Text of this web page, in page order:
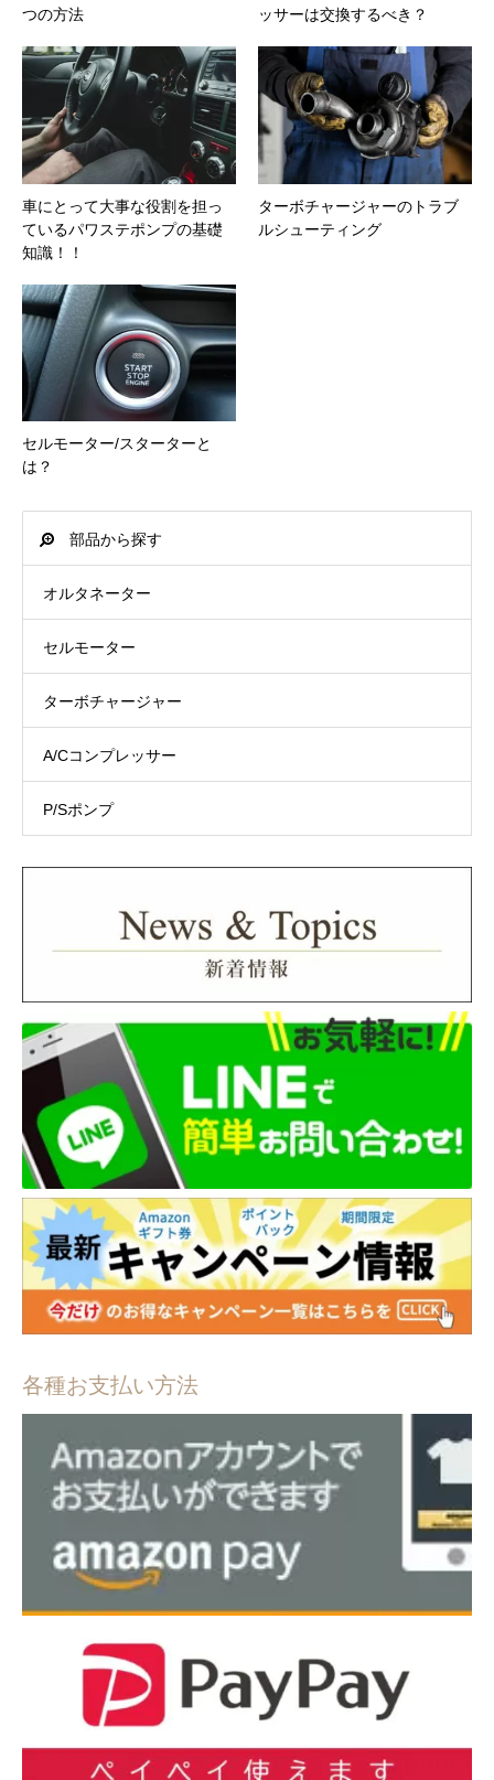
つの方法
ッサーは交換するべき？
車にとって大事な役割を担っ
ているパワステポンプの基礎
知識！！
ターボチャージャーのトラブ
ルシューティング
セルモーター/スターターと
は？
部品から探す
オルタネーター
セルモーター
ターボチャージャー
A/Cコンプレッサー
P/Sポンプ
各種お支払い方法